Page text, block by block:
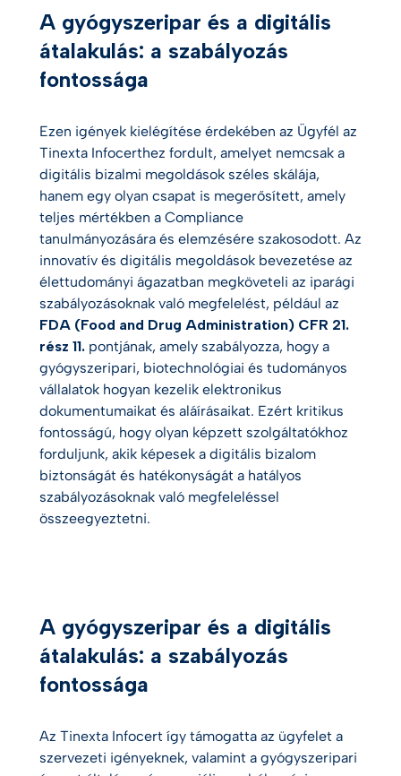
A gyógyszeripar és a digitális
átalakulás: a szabályozás
fontossága
Ezen igények kielégítése érdekében az Ügyfél az
Tinexta Infocerthez fordult, amelyet nemcsak a
digitális bizalmi megoldások széles skálája,
hanem egy olyan csapat is megerősített, amely
teljes mértékben a Compliance
tanulmányozására és elemzésére szakosodott. Az
innovatív és digitális megoldások bevezetése az
élettudományi ágazatban megköveteli az iparági
szabályozásoknak való megfelelést, például az
FDA (Food and Drug Administration) CFR 21.
rész 11. pontjának, amely szabályozza, hogy a
gyógyszeripari, biotechnológiai és tudományos
vállalatok hogyan kezelik elektronikus
dokumentumaikat és aláírásaikat. Ezért kritikus
fontosságú, hogy olyan képzett szolgáltatókhoz
forduljunk, akik képesek a digitális bizalom
biztonságát és hatékonyságát a hatályos
szabályozásoknak való megfeleléssel
összeegyeztetni.
A gyógyszeripar és a digitális
átalakulás: a szabályozás
fontossága
Az Tinexta Infocert így támogatta az ügyfelet a
szervezeti igényeknek, valamint a gyógyszeripari